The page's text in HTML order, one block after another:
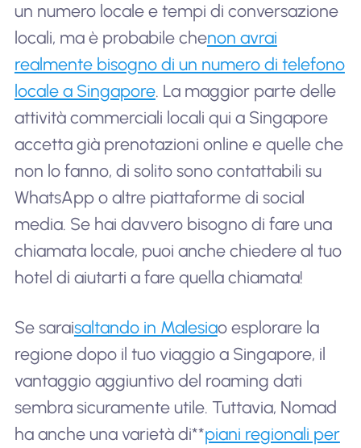
un numero locale e tempi di conversazione
locali, ma è probabile chenon avrai
realmente bisogno di un numero di telefono
locale a Singapore. La maggior parte delle
attività commerciali locali qui a Singapore
accetta già prenotazioni online e quelle che
non lo fanno, di solito sono contattabili su
WhatsApp o altre piattaforme di social
media. Se hai davvero bisogno di fare una
chiamata locale, puoi anche chiedere al tuo
hotel di aiutarti a fare quella chiamata!
Se saraisaltando in Malesiao esplorare la
regione dopo il tuo viaggio a Singapore, il
vantaggio aggiuntivo del roaming dati
sembra sicuramente utile. Tuttavia, Nomad
ha anche una varietà di**piani regionali per